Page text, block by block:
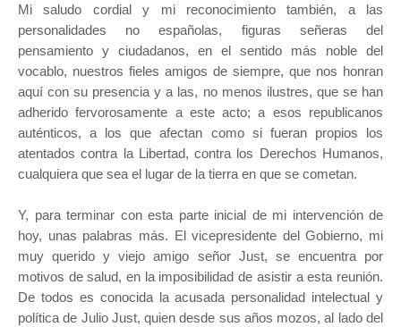
Mi saludo cordial y mi reconocimiento también, a las
personalidades no españolas, figuras señeras del
pensamiento y ciudadanos, en el sentido más noble del
vocablo, nuestros fieles amigos de siempre, que nos honran
aquí con su presencia y a las, no menos ilustres, que se han
adherido fervorosamente a este acto; a esos republicanos
auténticos, a los que afectan como si fueran propios los
atentados contra la Libertad, contra los Derechos Humanos,
cualquiera que sea el lugar de la tierra en que se cometan.
Y, para terminar con esta parte inicial de mi intervención de
hoy, unas palabras más. El vicepresidente del Gobierno, mi
muy querido y viejo amigo señor Just, se encuentra por
motivos de salud, en la imposibilidad de asistir a esta reunión.
De todos es conocida la acusada personalidad intelectual y
política de Julio Just, quien desde sus años mozos, al lado del